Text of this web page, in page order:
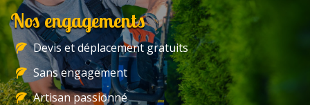
Nos engagements
Devis et déplacement gratuits
Sans engagement
Artisan passionné